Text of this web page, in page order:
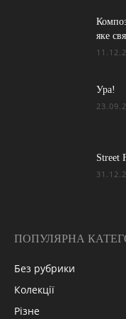
яке
Ура!
Street
ПОПУЛЯРНА
Без рубрики
Колекції
Різне